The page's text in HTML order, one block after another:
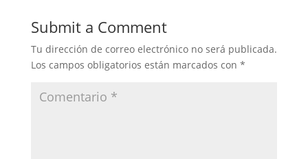
Submit a Comment
Tu dirección de correo electrónico no será publicada.
Los campos obligatorios están marcados con *